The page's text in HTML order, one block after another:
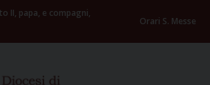
II, papa, e compagni,
Orari S. Messe